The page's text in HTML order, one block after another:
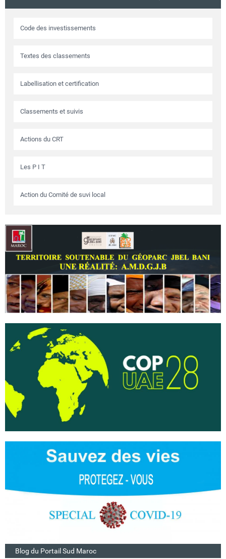
Circuits touristiques
Régions
Contact
Code des investissements
Textes des classements
Labellisation et certification
Classements et suivis
Actions du CRT
Les P I T
Action du Comité de suvi local
Blog du Portail Sud Maroc